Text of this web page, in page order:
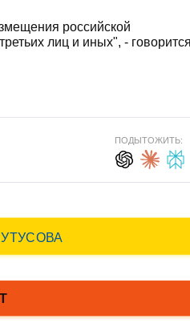
российской
лиц и иных", -
ПОДЫТОЖИТЬ: